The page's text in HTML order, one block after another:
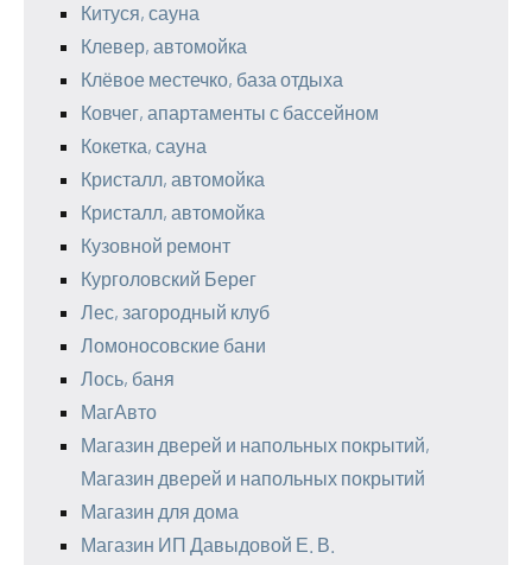
Китуся, сауна
Клевер, автомойка
Клёвое местечко, база отдыха
Ковчег, апартаменты с бассейном
Кокетка, сауна
Кристалл, автомойка
Кристалл, автомойка
Кузовной ремонт
Курголовский Берег
Лес, загородный клуб
Ломоносовские бани
Лось, баня
МагАвто
Магазин дверей и напольных покрытий,
Магазин дверей и напольных покрытий
Магазин для дома
Магазин ИП Давыдовой Е. В.